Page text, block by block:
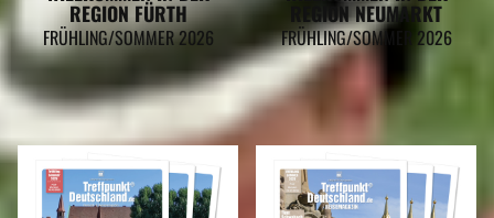
REGION FÜRTH
FRÜHLING/SOMMER 2026
REGION NEUMARKT
FRÜHLING/SOMMER 2026